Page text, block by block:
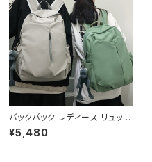
バックパック レディース リュック
春夏 秋冬 春 夏 秋 冬 黒 バッグ
大容量 リュックサック かばん ロ
¥5,480